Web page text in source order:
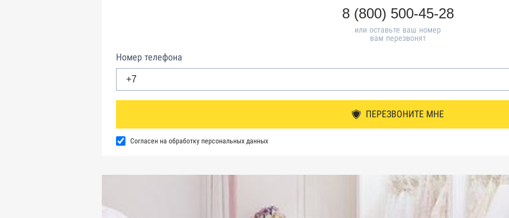
8 (800) 500-45-28
или оставьте ваш номер
вам перезвонят
Номер телефона
ПЕРЕЗВОНИТЕ МНЕ
Согласен на обработку персональных данных